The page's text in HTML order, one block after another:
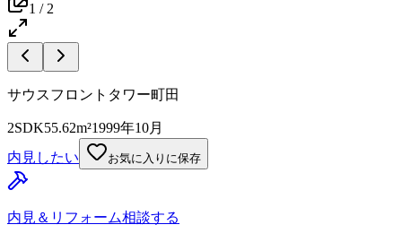
1 /2
サウスフロントタワー町田
2SDK55.62m²1999年10月
内見したい
お気に入りに保存
内見＆リフォーム相談する